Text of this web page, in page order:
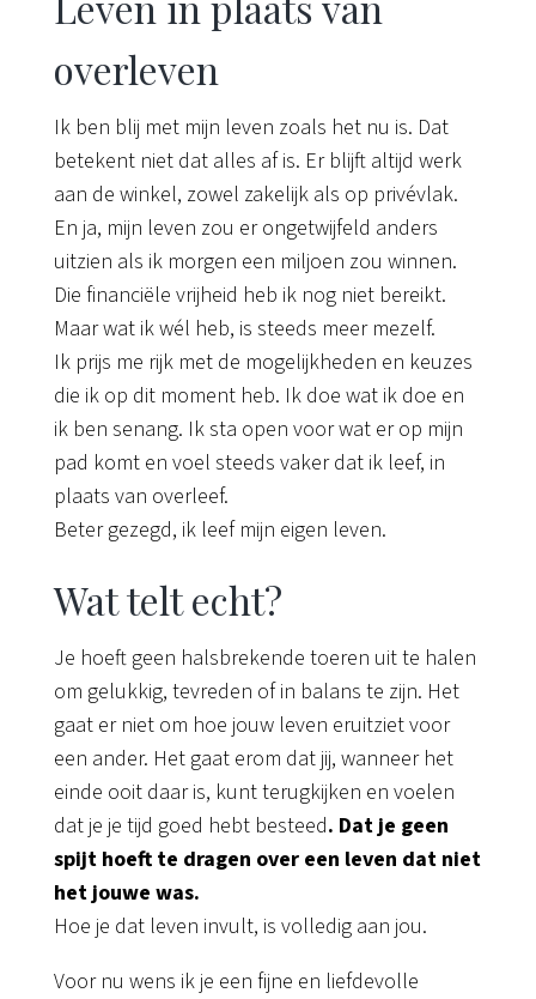
overleven
Ik ben blij met mijn leven zoals het nu is. Dat
betekent niet dat alles af is. Er blijft altijd werk
aan de winkel, zowel zakelijk als op privévlak.
En ja, mijn leven zou er ongetwijfeld anders
uitzien als ik morgen een miljoen zou winnen.
Die financiële vrijheid heb ik nog niet bereikt.
Maar wat ik wél heb, is steeds meer mezelf.
Ik prijs me rijk met de mogelijkheden en keuzes
die ik op dit moment heb. Ik doe wat ik doe en
ik ben senang. Ik sta open voor wat er op mijn
pad komt en voel steeds vaker dat ik leef, in
plaats van overleef.
Beter gezegd, ik leef mijn eigen leven.
Wat telt echt?
Je hoeft geen halsbrekende toeren uit te halen
om gelukkig, tevreden of in balans te zijn. Het
gaat er niet om hoe jouw leven eruitziet voor
een ander. Het gaat erom dat jij, wanneer het
einde ooit daar is, kunt terugkijken en voelen
dat je je tijd goed hebt besteed. Dat je geen
spijt hoeft te dragen over een leven dat niet
het jouwe was.
Hoe je dat leven invult, is volledig aan jou.
Voor nu wens ik je een fijne en liefdevolle